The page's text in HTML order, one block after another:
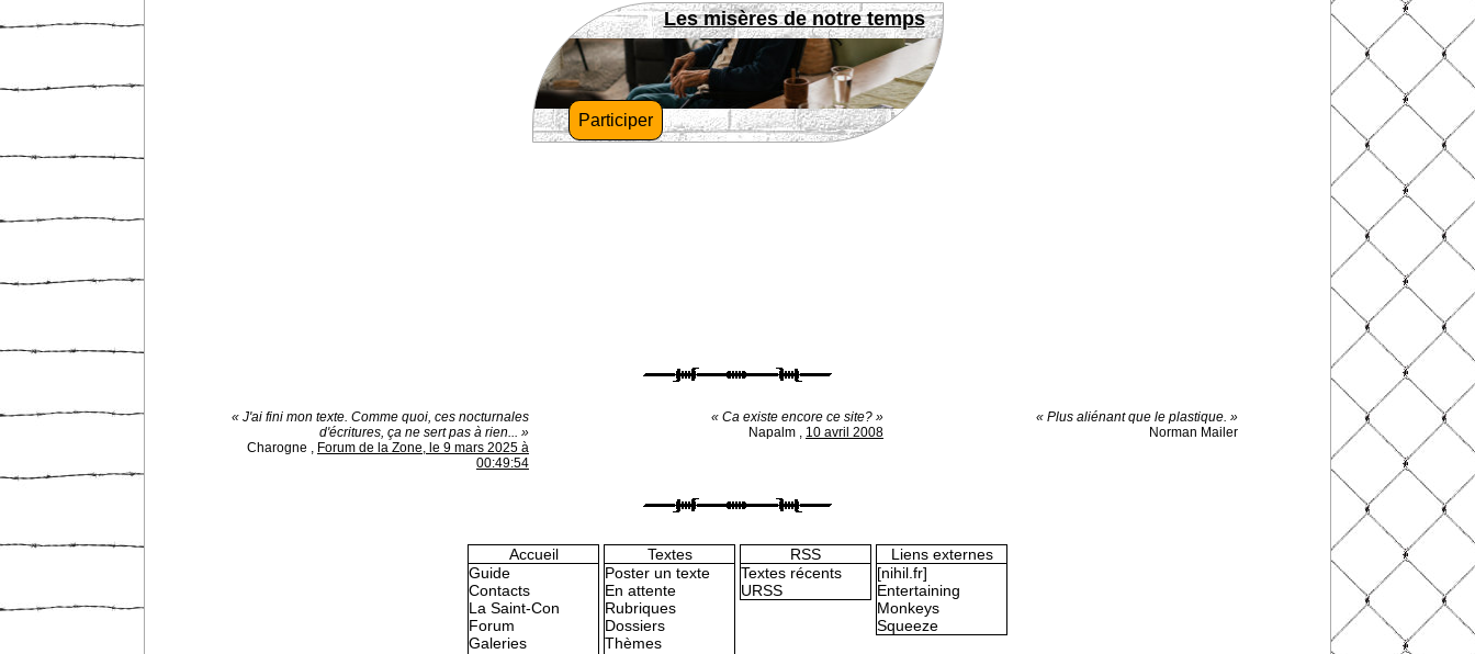
Les misères de notre temps
Participer
« J'ai fini mon texte. Comme quoi, ces nocturnales
d'écritures, ça ne sert pas à rien... »
Charogne , Forum de la Zone, le 9 mars 2025 à
00:49:54
« Ca existe encore ce site? »
Napalm , 10 avril 2008
« Plus aliénant que le plastique. »
Norman Mailer
Accueil
Guide
Contacts
La Saint-Con
Forum
Galeries
Textes
Poster un texte
En attente
Rubriques
Dossiers
Thèmes
RSS
Textes récents
URSS
Liens externes
[nihil.fr]
Entertaining
Monkeys
Squeeze